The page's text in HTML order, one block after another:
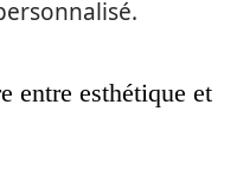
entre esthétique et